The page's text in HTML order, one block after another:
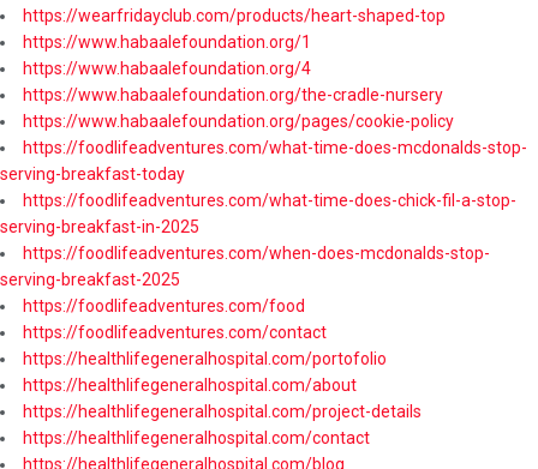
https://wearfridayclub.com/products/heart-shaped-top
https://www.habaalefoundation.org/1
https://www.habaalefoundation.org/4
https://www.habaalefoundation.org/the-cradle-nursery
https://www.habaalefoundation.org/pages/cookie-policy
https://foodlifeadventures.com/what-time-does-mcdonalds-stop-
serving-breakfast-today
https://foodlifeadventures.com/what-time-does-chick-fil-a-stop-
serving-breakfast-in-2025
https://foodlifeadventures.com/when-does-mcdonalds-stop-
serving-breakfast-2025
https://foodlifeadventures.com/food
https://foodlifeadventures.com/contact
https://healthlifegeneralhospital.com/portofolio
https://healthlifegeneralhospital.com/about
https://healthlifegeneralhospital.com/project-details
https://healthlifegeneralhospital.com/contact
https://healthlifegeneralhospital.com/blog